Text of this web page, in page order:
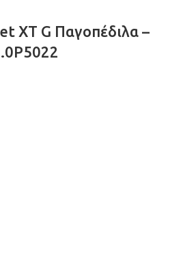
XT G Παγοπέδιλα –